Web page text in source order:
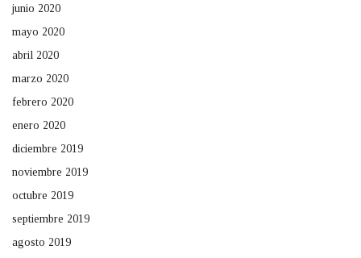
junio 2020
mayo 2020
abril 2020
marzo 2020
febrero 2020
enero 2020
diciembre 2019
noviembre 2019
octubre 2019
septiembre 2019
agosto 2019